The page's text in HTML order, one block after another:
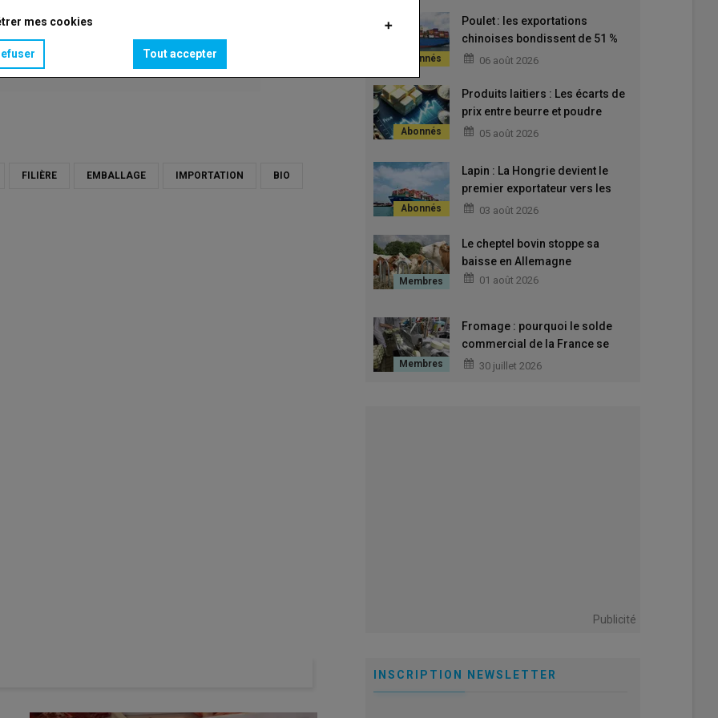
FILIÈRE EMBALLAGE IMPORTATION BIO
Poulet : les exportations
chinoises bondissent de 51 %
début 2026
06 août 2026
Produits laitiers : Les écarts de
prix entre beurre et poudre
amenés à se maintenir d’ici
05 août 2026
Lapin : La Hongrie devient le
premier exportateur vers les
pays-tiers
03 août 2026
Le cheptel bovin stoppe sa
baisse en Allemagne
01 août 2026
Fromage : pourquoi le solde
commercial de la France se
dégrade début 2026
30 juillet 2026
Publicité
INSCRIPTION NEWSLETTER
mes cookies
Tout accepter